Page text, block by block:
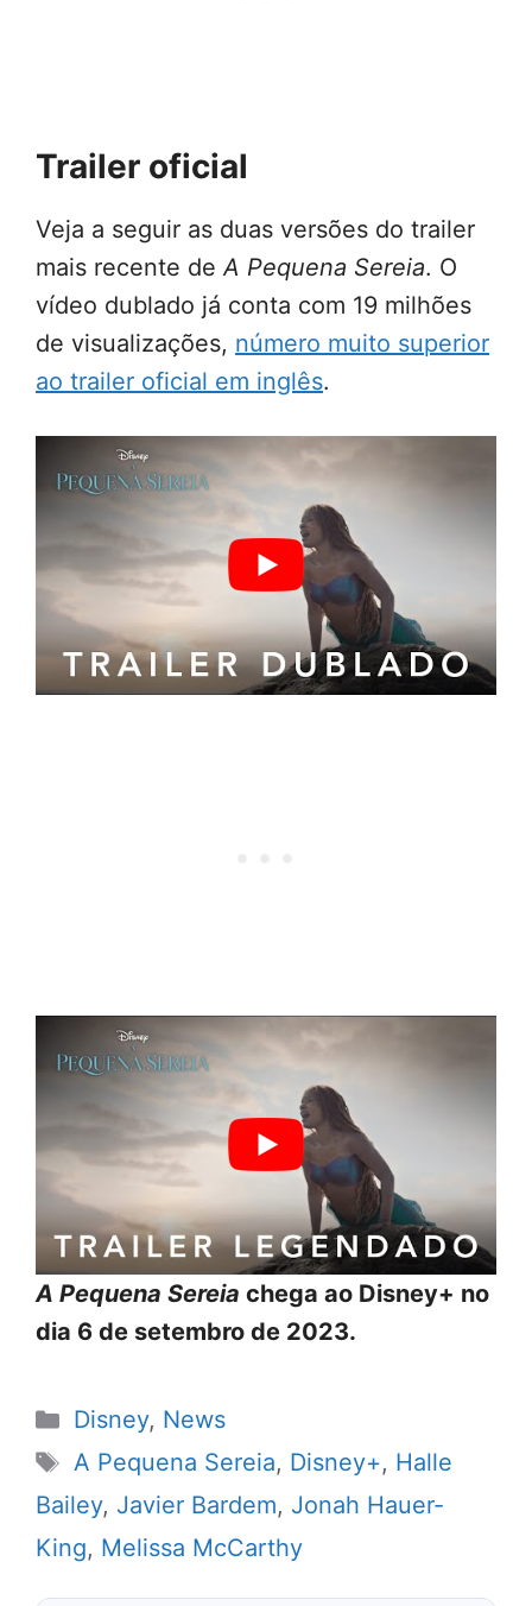
Trailer oficial
Veja a seguir as duas versões do trailer
mais recente de A Pequena Sereia. O
vídeo dublado já conta com 19 milhões
de visualizações, número muito superior
ao trailer oficial em inglês.
A Pequena Sereia chega ao Disney+ no
dia 6 de setembro de 2023.
Categorias
Disney, News
Tags
A Pequena Sereia, Disney+, Halle
Bailey, Javier Bardem, Jonah Hauer-
King, Melissa McCarthy